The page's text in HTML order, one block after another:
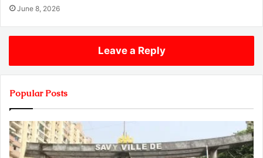
June 8, 2026
Leave a Reply
Popular Posts